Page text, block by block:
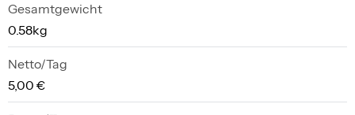
Gesamtgewicht
0.58kg
Netto/Tag
5,00 €